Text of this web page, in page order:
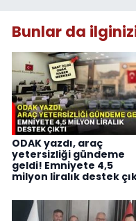
Bunlar da
ODAK yazdı, araç
yetersizliği gündeme
geldi! Emniyete 4,5
milyon liralık destek